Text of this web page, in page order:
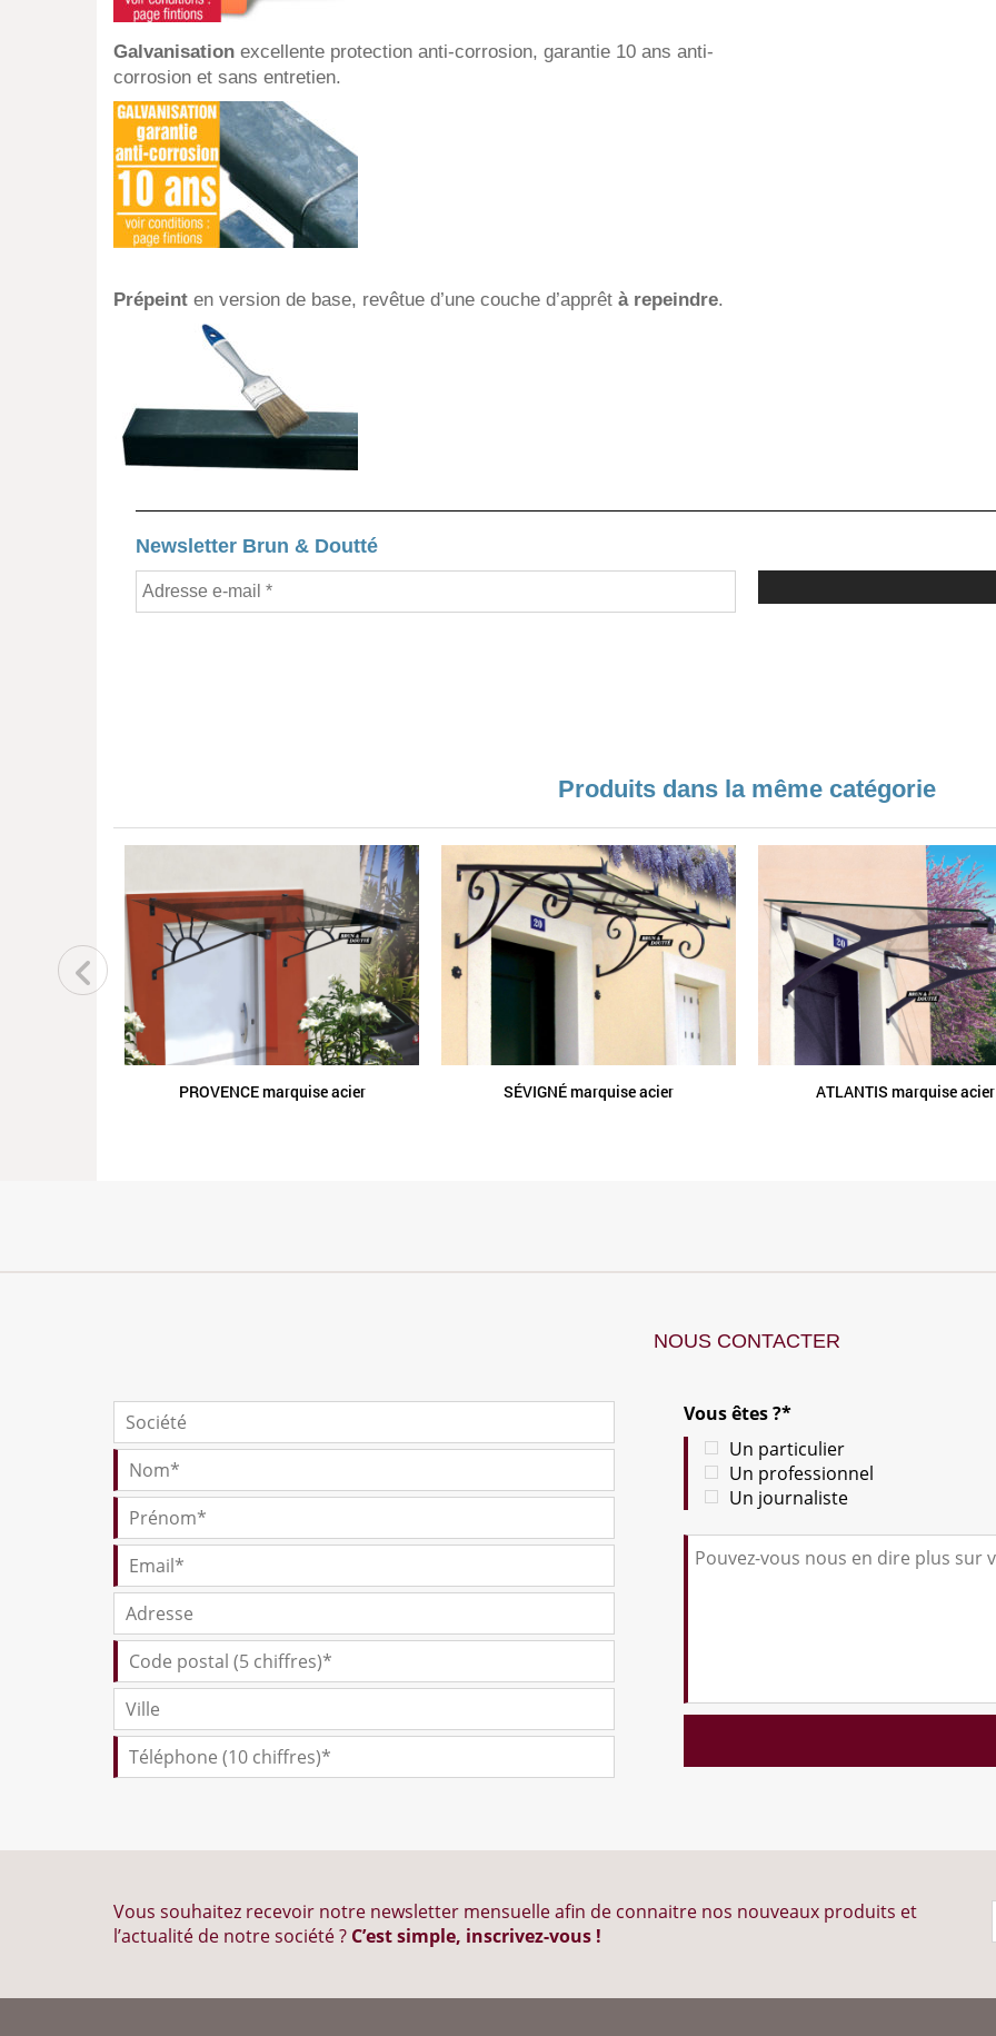
Galvanisation excellente protection anti-corrosion, garantie 10 ans anti-
corrosion et sans entretien.
Prépeint en version de base, revêtue d’une couche d’apprêt à repeindre.
Newsletter Brun & Doutté
Produits dans la même catégorie
PROVENCE marquise acier SÉVIGNÉ marquise acier ATLANTIS marquise acier
NOUS CONTACTER
Vous êtes ?*
Un particulier
Un professionnel
Un journaliste
Vous souhaitez recevoir notre newsletter mensuelle afin de connaitre nos nouveaux produits et
l’actualité de notre société ? C’est simple, inscrivez-vous !